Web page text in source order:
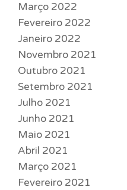
Março 2022
Fevereiro 2022
Janeiro 2022
Novembro 2021
Outubro 2021
Setembro 2021
Julho 2021
Junho 2021
Maio 2021
Abril 2021
Março 2021
Fevereiro 2021